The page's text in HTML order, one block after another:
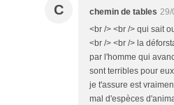
C chemin de tables 29/
<br /> <br /> qui sait
<br /> <br /> la
par l'homme qui
sont terribles pour
je t'assure est
mal d'espèces